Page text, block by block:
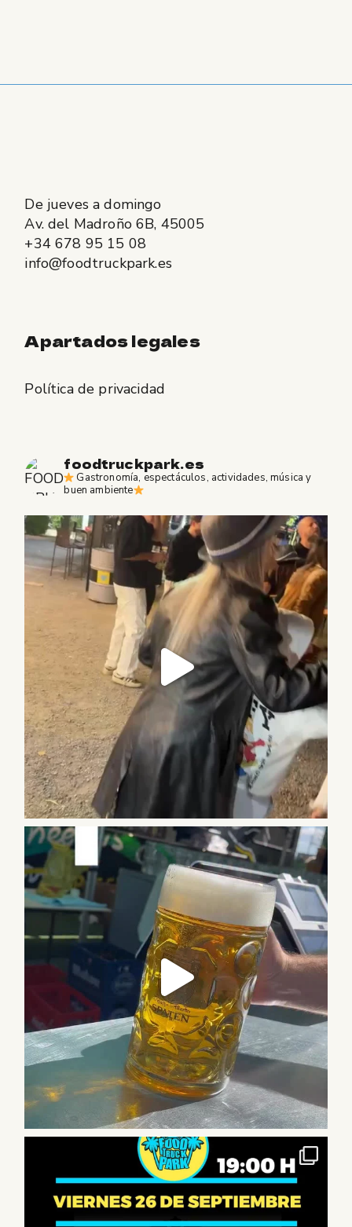
De jueves a domingo
Av. del Madroño 6B, 45005
+34 678 95 15 08
info@foodtruckpark.es
Apartados legales
Política de privacidad
foodtruckpark.es
Gastronomía, espectáculos, actividades, música y
buen ambiente